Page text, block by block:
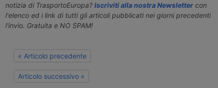
notizia di TrasportoEuropa? Iscriviti alla nostra Newslettercon
l'elenco ed i link di tutti gli articoli pubblicati nei giorni precedenti
l'invio. Gratuita e NO SPAM!
« Articolo precedente
Articolo successivo »